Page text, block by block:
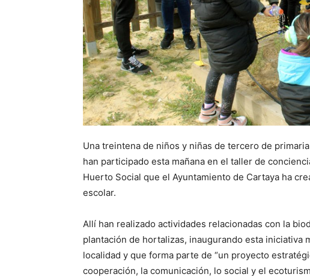
Una treintena de niños y niñas de tercero de primaria
han participado esta mañana en el taller de
Huerto Social que el Ayuntamiento de Cartaya ha
escolar.
Allí han realizado actividades relacionadas con la
plantación de hortalizas, inaugurando esta iniciativa
localidad y que forma parte de “un proyecto
cooperación, la comunicación, lo social y el